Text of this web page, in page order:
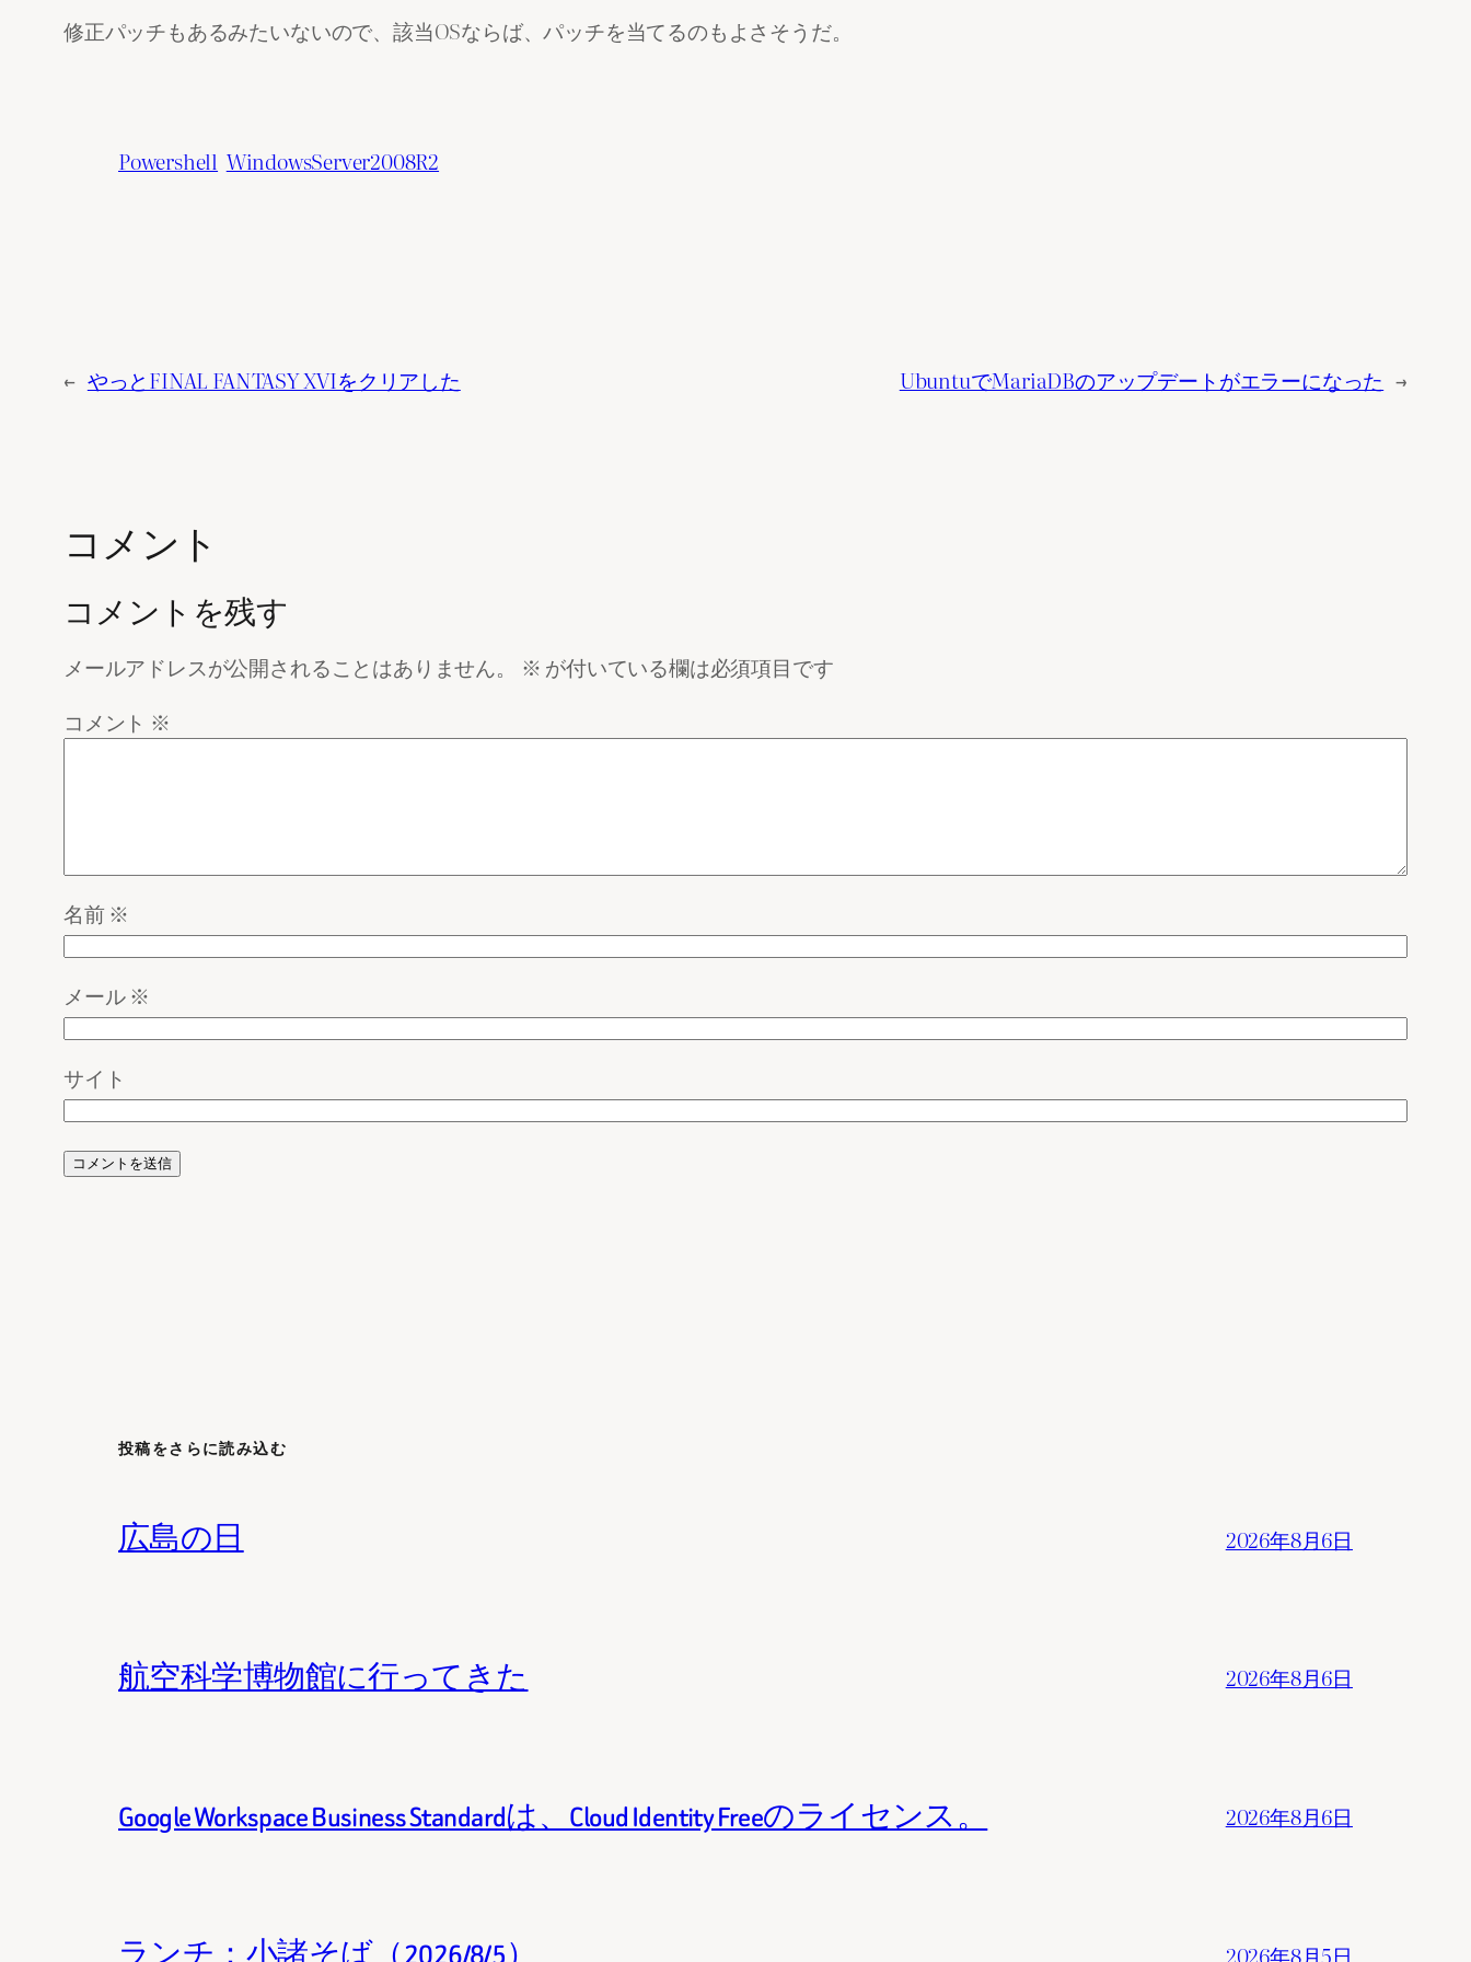
修正パッチもあるみたいないので、該当OSならば、パッチを当てるのもよさそうだ。
Powershell WindowsServer2008R2
← やっとFINAL FANTASY XVIをクリアした UbuntuでMariaDBのアップデートがエラーになった →
コメント
コメントを残す
メールアドレスが公開されることはありません。 ※ が付いている欄は必須項目です
コメント ※
名前※
メール※
サイト
投稿をさらに読み込む
広島の日 2026年8月6日
航空科学博物館に行ってきた 2026年8月6日
Google Workspace Business Standardは、Cloud Identity Freeのライセンス。 2026年8月6日
2026年8月5日